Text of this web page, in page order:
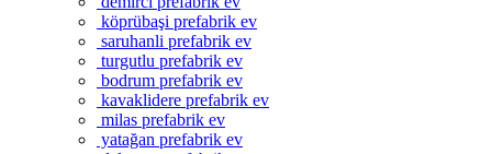
köprübaşi prefabrik ev
saruhanli prefabrik ev
turgutlu prefabrik ev
bodrum prefabrik ev
kavaklidere prefabrik ev
milas prefabrik ev
yatağan prefabrik ev